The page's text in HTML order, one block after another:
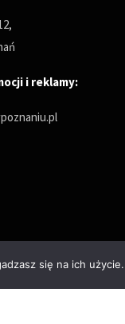
i reklamy:
się na ich użycie.